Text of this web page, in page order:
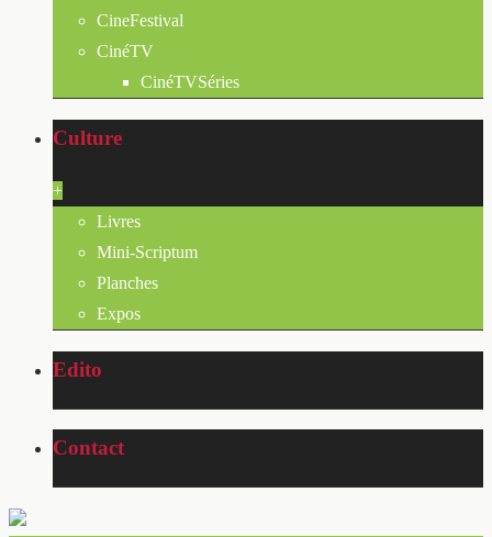
CineFestival
CinéTV
CinéTVSéries
Culture
+
Livres
Mini-Scriptum
Planches
Expos
Edito
Contact